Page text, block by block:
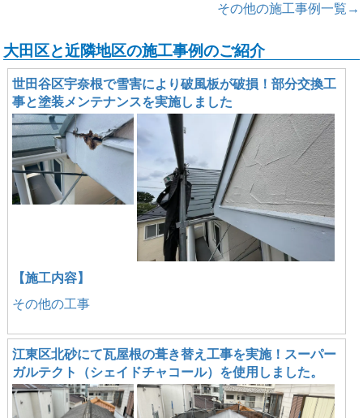
その他の施工事例一覧→
大田区と近隣地区の施工事例のご紹介
世田谷区宇奈根で雪害により破風板が破損！部分交換工
事と塗装メンテナンスを実施しました
【施工内容】
その他の工事
江東区北砂にて瓦屋根の葺き替え工事を実施！スーパー
ガルテクト（シェイドチャコール）を使用しました。